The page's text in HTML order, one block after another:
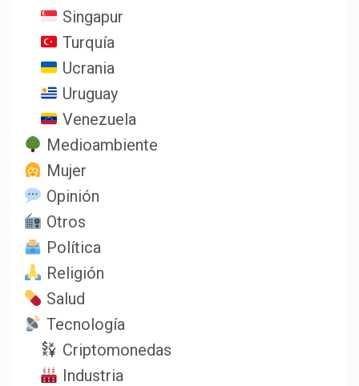
Singapur
Turquía
Ucrania
Uruguay
Venezuela
Medioambiente
Mujer
Opinión
Otros
Política
Religión
Salud
Tecnología
Criptomonedas
Industria